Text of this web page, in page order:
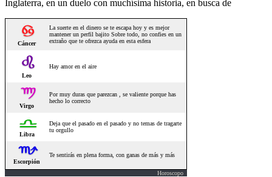
Inglaterra, en un duelo con muchísima historia, en busca de
Horoscopo